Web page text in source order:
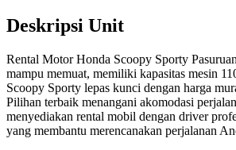
Deskripsi Unit
Rental Motor Honda Scoopy Sporty
mampu memuat, memiliki kapasitas mesin
Scoopy Sporty lepas kunci dengan harga
Pilihan terbaik menangani akomodasi
menyediakan rental mobil dengan driver
yang membantu merencanakan perjalanan